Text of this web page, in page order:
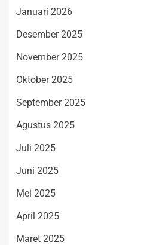
Januari 2026
Desember 2025
November 2025
Oktober 2025
September 2025
Agustus 2025
Juli 2025
Juni 2025
Mei 2025
April 2025
Maret 2025